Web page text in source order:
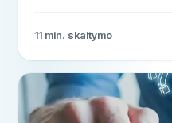
11 min. skaitymo